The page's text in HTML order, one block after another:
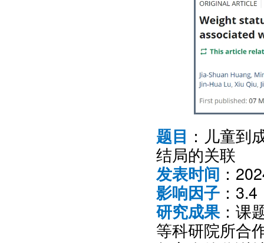
题目 ：儿童到
结局的关联
发表时间 ：
影响因子 ：3.4
研究成果：课
等科研院所合